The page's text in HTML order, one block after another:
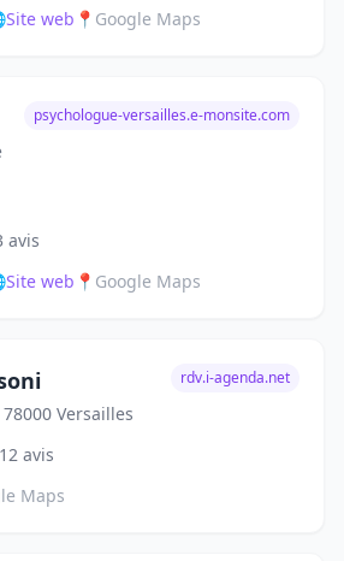
Site web 📍 Google Maps
psychologue-versailles.e-monsite.com
avis
Site web 📍 Google Maps
Versailles
rdv.i-agenda.net
12 avis
Maps